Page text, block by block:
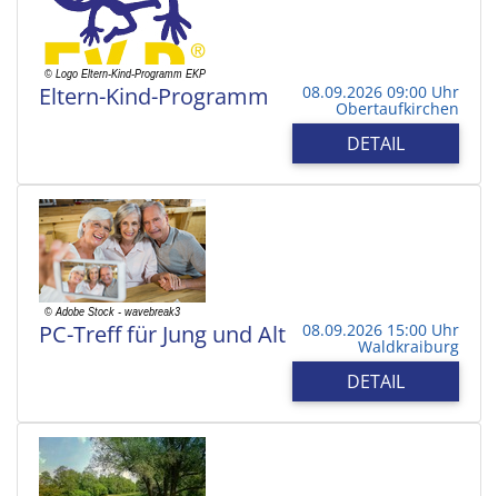
Eltern-Kind-Programm 08.09.2026 09:00 Uhr
Obertaufkirchen
DETAIL
PC-Treff für Jung und Alt 08.09.2026 15:00 Uhr
Waldkraiburg
DETAIL